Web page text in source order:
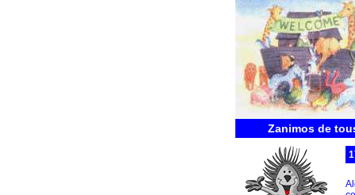
Zanimos de